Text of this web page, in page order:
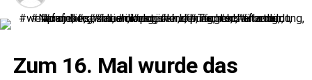
Zum 16. Mal wurde das